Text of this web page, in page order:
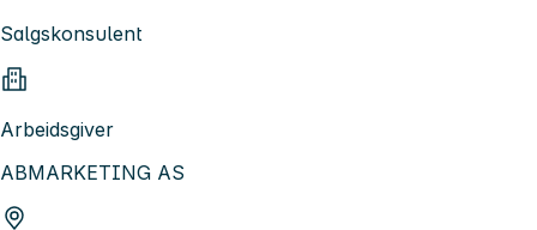
Salgskonsulent
Arbeidsgiver
ABMARKETING AS